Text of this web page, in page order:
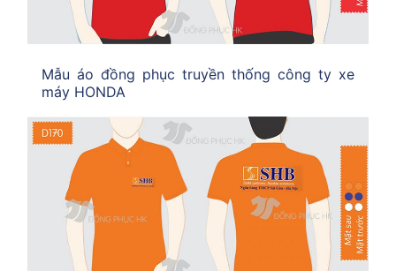
Mẫu áo đồng phục truyền thống công ty xe
máy HONDA